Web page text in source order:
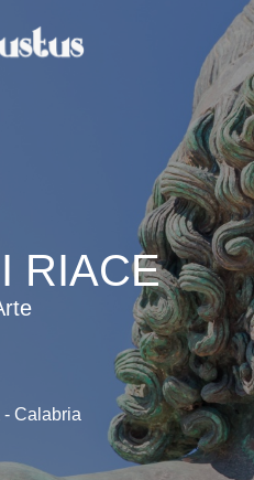
RIACE
Calabria